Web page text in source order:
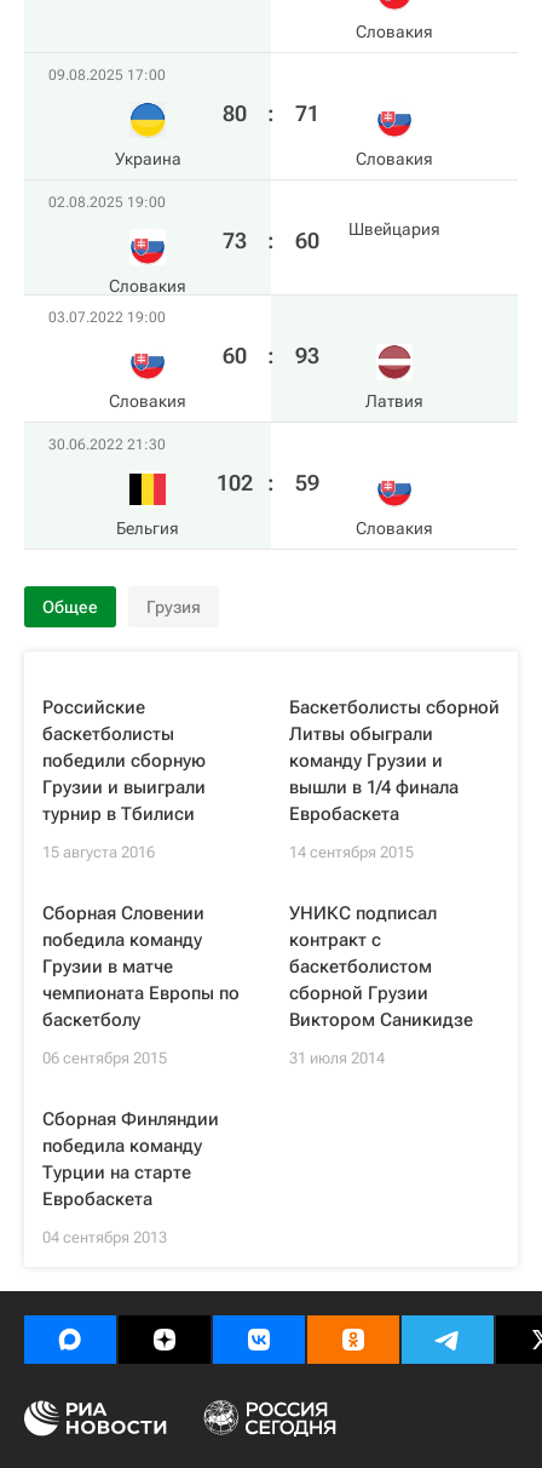
Словакия
09.08.2025 17:00
Украина
80 : 71
Словакия
02.08.2025 19:00
Словакия
73 : 60 Швейцария
03.07.2022 19:00
Словакия
60 : 93
Латвия
30.06.2022 21:30
Бельгия
102 : 59
Словакия
Общее Грузия
Российские
баскетболисты
победили сборную
Грузии и выиграли
турнир в Тбилиси
15 августа 2016
Баскетболисты сборной
Литвы обыграли
команду Грузии и
вышли в 1/4 финала
Евробаскета
14 сентября 2015
Сборная Словении
победила команду
Грузии в матче
чемпионата Европы по
баскетболу
06 сентября 2015
УНИКС подписал
контракт с
баскетболистом
сборной Грузии
Виктором Саникидзе
31 июля 2014
Сборная Финляндии
победила команду
Турции на старте
Евробаскета
04 сентября 2013